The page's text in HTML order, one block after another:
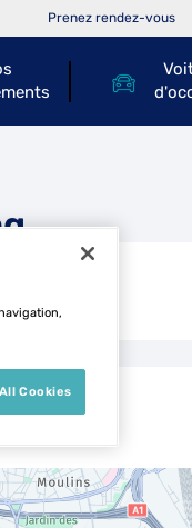
Prenez rendez-vous
Cookies